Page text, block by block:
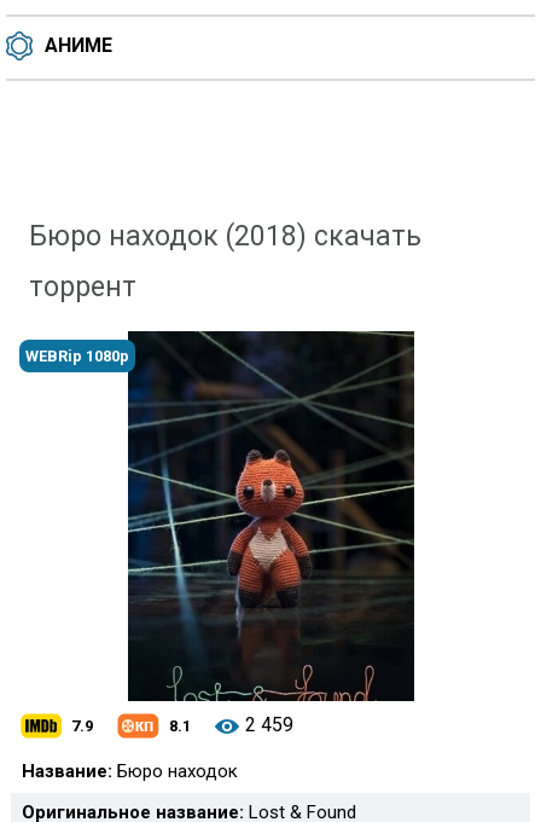
АНИМЕ
Бюро находок (2018) скачать
торрент
WEBRip 1080p
7.9 8.1 2 459
Название: Бюро находок
Оригинальное название: Lost & Found